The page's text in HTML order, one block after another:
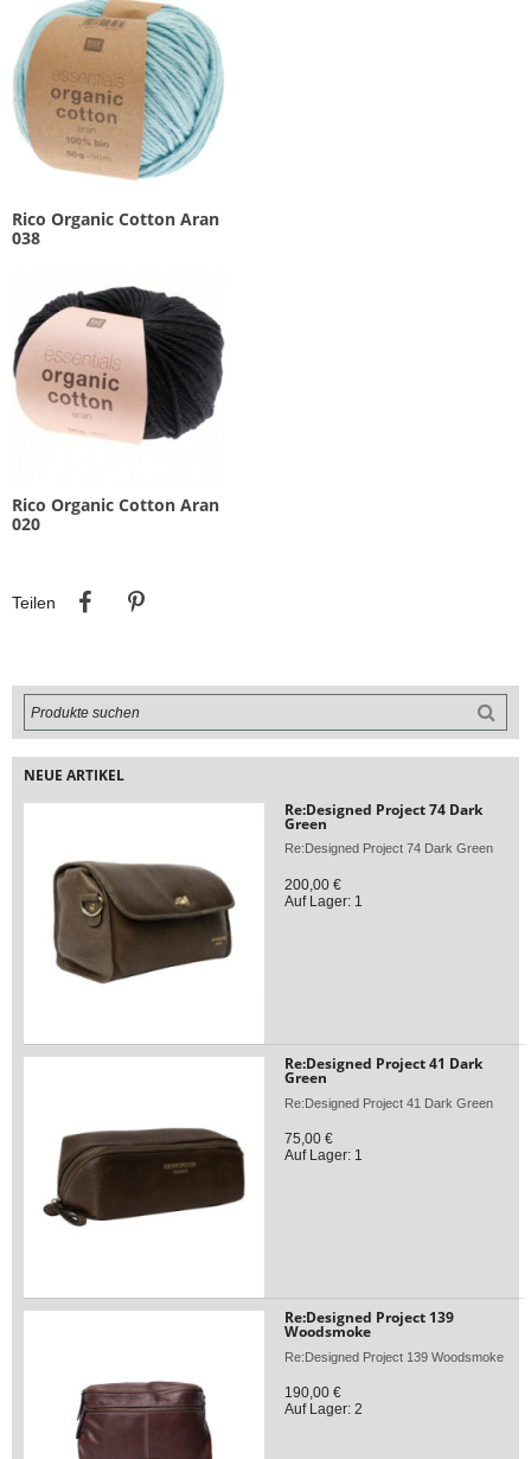
Rico Organic Cotton Aran
038
Rico Organic Cotton Aran
020
Teilen
Teilen
NEUE ARTIKEL
Re:Designed Project 74 Dark
Green
Re:Designed Project 74 Dark Green
200,00 €
Auf Lager: 1
Re:Designed Project 41 Dark
Green
Re:Designed Project 41 Dark Green
75,00 €
Auf Lager: 1
Re:Designed Project 139
Woodsmoke
Re:Designed Project 139 Woodsmoke
190,00 €
Auf Lager: 2